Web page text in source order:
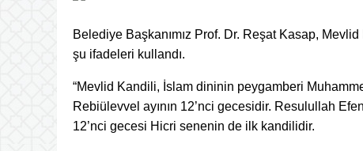
Belediye Başkanımız Prof. Dr. Reşat Kasap,
şu ifadeleri kullandı.
“Mevlid Kandili, İslam dininin peygamberi
Rebiülevvel ayının 12’nci gecesidir. Resulullah
12’nci gecesi Hicri senenin de ilk kandilidir.